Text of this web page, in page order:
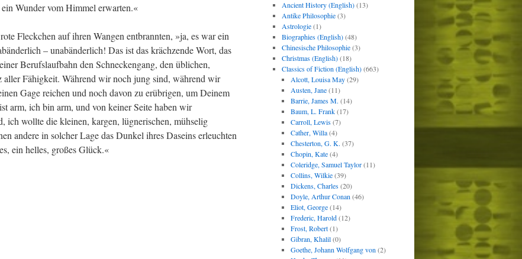
Wunder vom Himmel erwarten.«
Fleckchen auf ihren Wangen entbrannten, »ja, es war ein
– unabänderlich! Das ist das krächzende Wort, das
Berufslaufbahn den Schneckengang, den üblichen,
aller Fähigkeit. Während wir noch jung sind, während wir
Gage reichen und noch davon zu erübrigen, um Deinem
arm, ich bin arm, und von keiner Seite haben wir
ich wollte die kleinen, kargen, lügnerischen, mühselig
andere in solcher Lage das Dunkel ihres Daseins erleuchten
ein helles, großes Glück.«
Ancient History (English)(13)
Antike Philosophie(3)
Astrologie(1)
Biographies (English)(48)
Chinesische Philosophie(3)
Christmas (English)(18)
Classics of Fiction (English)(663)
Alcott, Louisa May(29)
Austen, Jane(11)
Barrie, James M. (14)
Baum, L. Frank(17)
Carroll, Lewis(7)
Cather, Willa(4)
Chesterton, G. K. (37)
Chopin, Kate(4)
Coleridge, Samuel Taylor(11)
Collins, Wilkie(39)
Dickens, Charles(20)
Doyle, Arthur Conan (46)
Eliot, George(14)
Frederic, Harold(12)
Frost, Robert(1)
Gibran, Khalil(0)
Goethe, Johann Wolfgang von (2)